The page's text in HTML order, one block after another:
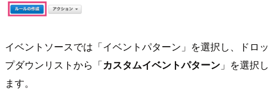
イベントソースでは「イベントパターン」を選択し、ドロッ
プダウンリストから「カスタムイベントパターン 」を選択し
ます。